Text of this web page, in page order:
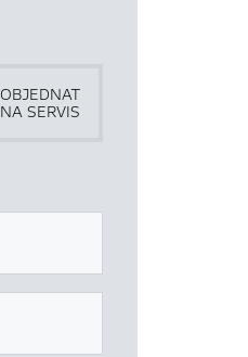
OBJEDNAT
NA SERVIS